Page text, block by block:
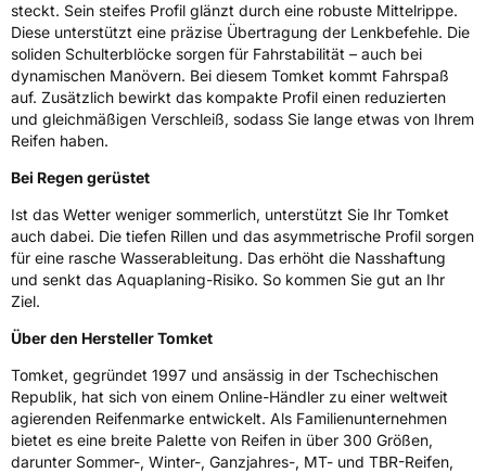
EU Label
EffizienzC
NasshaftungB
Rollgeräusch (Klasse)
Rollgeräusch (dB)69
FahrzeugklasseC1
3PMSF / Schneeflockensymbol / Alpine-Symbol
Eisgrip
EPREL ID558650
Allgemeine Produktsicherheit (GPSR)
steckt. Sein steifes Profil glänzt durch eine robuste Mittelrippe.
Diese unterstützt eine präzise Übertragung der Lenkbefehle. Die
soliden Schulterblöcke sorgen für Fahrstabilität – auch bei
dynamischen Manövern. Bei diesem Tomket kommt Fahrspaß
auf. Zusätzlich bewirkt das kompakte Profil einen reduzierten
und gleichmäßigen Verschleiß, sodass Sie lange etwas von Ihrem
Reifen haben.
Bei Regen gerüstet
Ist das Wetter weniger sommerlich, unterstützt Sie Ihr Tomket
auch dabei. Die tiefen Rillen und das asymmetrische Profil sorgen
für eine rasche Wasserableitung. Das erhöht die Nasshaftung
und senkt das Aquaplaning-Risiko. So kommen Sie gut an Ihr
Ziel.
Über den Hersteller Tomket
Tomket, gegründet 1997 und ansässig in der Tschechischen
Republik, hat sich von einem Online-Händler zu einer weltweit
agierenden Reifenmarke entwickelt. Als Familienunternehmen
bietet es eine breite Palette von Reifen in über 300 Größen,
darunter Sommer-, Winter-, Ganzjahres-, MT- und TBR-Reifen,